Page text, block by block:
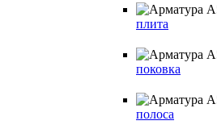
плита
поковка
полоса